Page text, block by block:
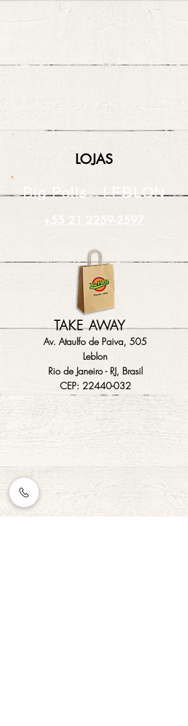
LOJAS
Big Polis - LEBLON
+55 21 2259-2597
TAKE AWAY
Av. Ataulfo de Paiva, 505
Leblon
Rio de Janeiro - RJ, Brasil
CEP: 22440-032